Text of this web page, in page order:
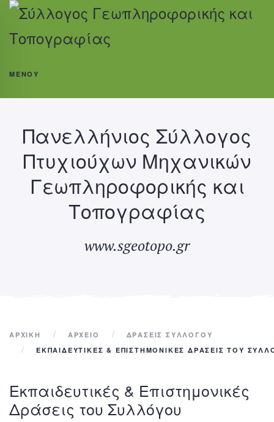
ΜΕΝΟΎ
Πανελλήνιος Σύλλογος
Πτυχιούχων Μηχανικών
Γεωπληροφορικής και
Τοπογραφίας
www.sgeotopo.gr
ΑΡΧΙΚΉ ΑΡΧΕΙΟ
ΔΡΑΣΕΙΣ ΣΥΛΛΟΓΟΥ
ΕΚΠΑΙΔΕΥΤΙΚΈΣ & ΕΠΙΣΤΗΜΟΝΙΚΈΣ ΔΡΆΣΕΙΣ ΤΟΥ
Εκπαιδευτικές & Επιστημονικές
Δράσεις του Συλλόγου